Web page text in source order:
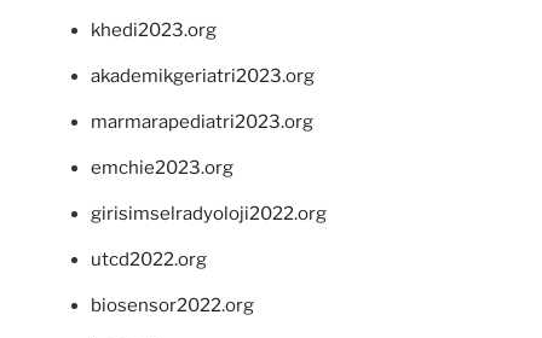
khedi2023.org
akademikgeriatri2023.org
marmarapediatri2023.org
emchie2023.org
girisimselradyoloji2022.org
utcd2022.org
biosensor2022.org